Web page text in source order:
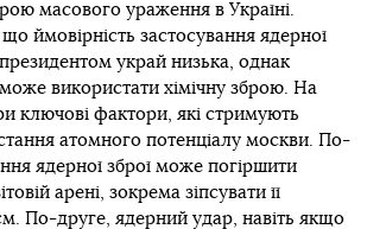
масового ураження в Україні.
ймовірність застосування ядерної
украй низька, однак
може використати хімічну зброю. На
ключові фактори, які стримують
атомного потенціалу москви. По-
ядерної зброї може погіршити
арені, зокрема зіпсувати її
По-друге, ядерний удар, навіть якщо